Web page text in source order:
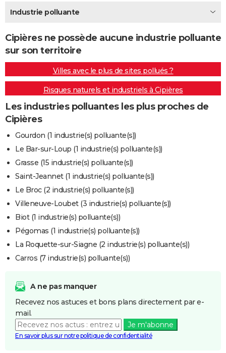
Destinations
City break
Voyage nature
Voyage de noces
Forum
Climat
+PHOTO
GUIDES D'ACHAT
BONS PLANS
CARTE DE VOEUX
Carte de Noël
Carte Bonne année
Carte Saint-Valentin
Carte Pâques
Carte d'anniversaire
DICTIONNAIRE
Dictionnaire
Biographies
Citations
Expressions
Proverbes
PROGRAMME TV
COPAINS D'AVANT
S'inscrire
Se connecter
Lycées
Collèges
Primaires
Universités
Entreprises
Service militaire
Avis de recherche
FORUM
Bricolage
Lifestyle
Culture
Sport
Auto
Television
Voyage
Cinema
Industrie polluante
Cipières ne possède aucune industrie polluante
sur son territoire
Villes avec le plus de sites pollués ?
Risques naturels et industriels à Cipières
Les industries polluantes les plus proches de
Cipières
Gourdon (1 industrie(s) polluante(s))
Le Bar-sur-Loup (1 industrie(s) polluante(s))
Grasse (15 industrie(s) polluante(s))
Saint-Jeannet (1 industrie(s) polluante(s))
Le Broc (2 industrie(s) polluante(s))
Villeneuve-Loubet (3 industrie(s) polluante(s))
Biot (1 industrie(s) polluante(s))
Pégomas (1 industrie(s) polluante(s))
La Roquette-sur-Siagne (2 industrie(s) polluante(s))
Carros (7 industrie(s) polluante(s))
A ne pas manquer
Recevez nos astuces et bons plans directement par e-
mail.
Je m'abonne
En savoir plus sur notre politique de confidentialité